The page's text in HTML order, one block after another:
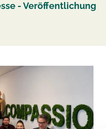
- Veröffentlichung